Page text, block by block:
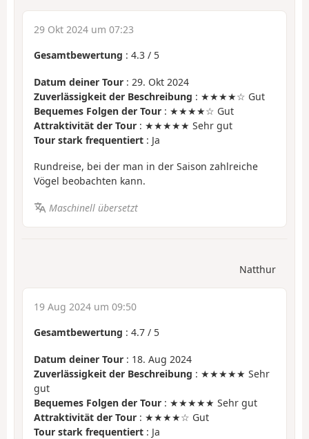
29 Okt 2024 um 07:23
Gesamtbewertung : 4.3 / 5
Datum deiner Tour : 29. Okt 2024
Zuverlässigkeit der Beschreibung : ★★★★☆ Gut
Bequemes Folgen der Tour : ★★★★☆ Gut
Attraktivität der Tour : ★★★★★ Sehr gut
Tour stark frequentiert : Ja
Rundreise, bei der man in der Saison zahlreiche
Vögel beobachten kann.
Maschinell übersetzt
Natthur
19 Aug 2024 um 09:50
Gesamtbewertung : 4.7 / 5
Datum deiner Tour : 18. Aug 2024
Zuverlässigkeit der Beschreibung : ★★★★★ Sehr
gut
Bequemes Folgen der Tour : ★★★★★ Sehr gut
Attraktivität der Tour : ★★★★☆ Gut
Tour stark frequentiert : Ja